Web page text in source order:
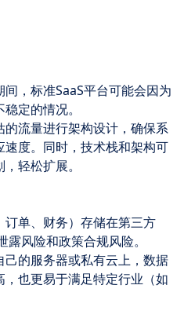
，标准SaaS平台可能会因为
定的情况。
流量进行架构设计，确保系
度。同时，技术栈和架构可
轻松扩展。
单、财务）存储在第三方
风险和政策合规风险。
的服务器或私有云上，数据
也更易于满足特定行业（如